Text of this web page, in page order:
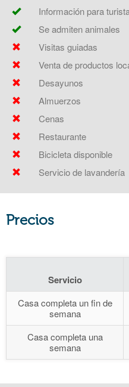
Información para
Se admiten animales
Visitas guiadas
Venta de productos
Desayunos
Almuerzos
Cenas
Restaurante
Bicicleta disponible
Servicio de lavandería
Precios
Servicio
Casa completa un fin de
semana
Casa completa una
semana